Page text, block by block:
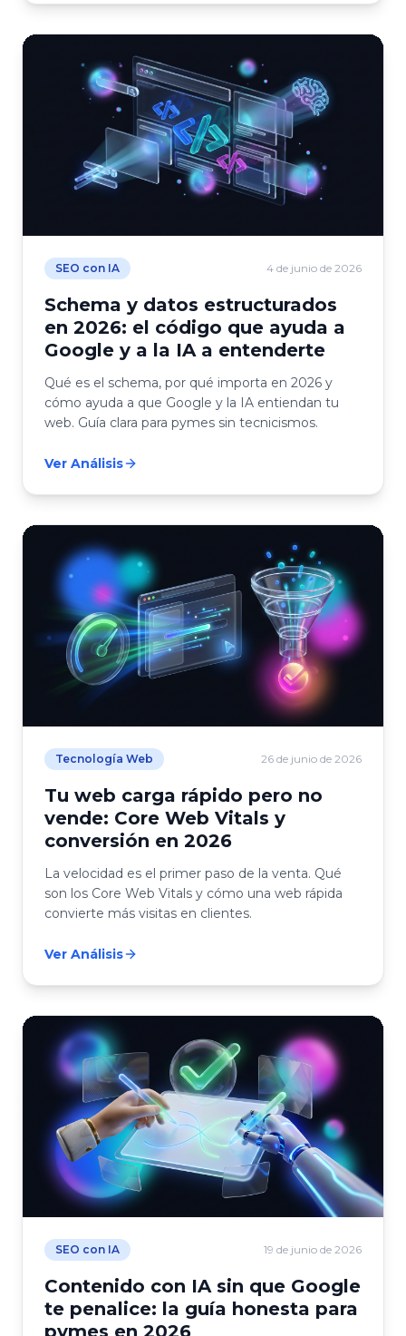
SEO con IA 4 de junio de 2026
Schema y datos estructurados
en 2026: el código que ayuda a
Google y a la IA a entenderte
Qué es el schema, por qué importa en 2026 y
cómo ayuda a que Google y la IA entiendan tu
web. Guía clara para pymes sin tecnicismos.
Ver Análisis
Tecnología Web 26 de junio de 2026
Tu web carga rápido pero no
vende: Core Web Vitals y
conversión en 2026
La velocidad es el primer paso de la venta. Qué
son los Core Web Vitals y cómo una web rápida
convierte más visitas en clientes.
Ver Análisis
SEO con IA 19 de junio de 2026
Contenido con IA sin que Google
te penalice: la guía honesta para